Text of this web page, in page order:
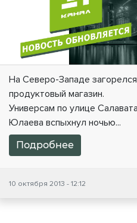
На Северо-Западе загорелся
продуктовый магазин.
Универсам по улице Салавата
Юлаева вспыхнул ночью...
Подробнее
10 октября 2013 - 12:12